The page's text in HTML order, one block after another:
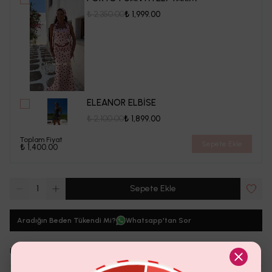
₺ 1,999.00
ELEANOR ELBİSE
₺ 1,899.00
Toplam Fiyat
₺ 1,400.00
1 Sepete Ekle
Aradığın Beden Tükendi Mi? Whatsapp'tan Sor
Ürün Detayı